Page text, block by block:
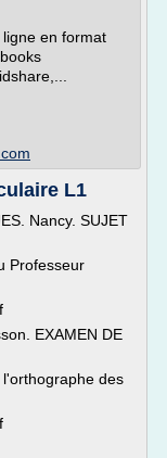
en format
L1
Nancy. SUJET
Professeur
EXAMEN DE
des